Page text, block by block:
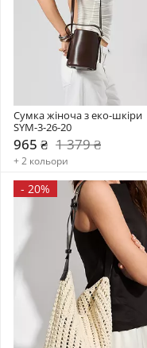
Сумка жіноча з еко-шкіри
SYM-3-26-20
965 ₴ 1 379 ₴
+ 2 кольори
- 20%